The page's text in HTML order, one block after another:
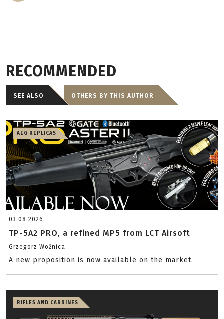
RECOMMENDED
SEE ALSO OTHERS BY THIS AUTHOR
AEG REPLICAS
03.08.2026
TP-5A2 PRO, a refined MP5 from LCT Airsoft
Grzegorz Woźnica
A new proposition is now available on the market.
RIFLES AND CARBINES